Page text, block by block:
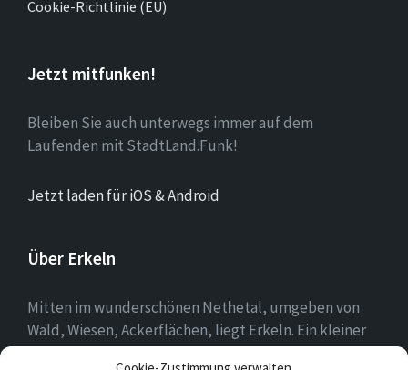
Cookie-Richtlinie (EU)
Jetzt mitfunken!
Bleiben Sie auch unterwegs immer auf dem
Laufenden mit StadtLand.Funk!
Jetzt laden für iOS & Android
Über Erkeln
Mitten im wunderschönen Nethetal, umgeben von
Wald, Wiesen, Ackerflächen, liegt Erkeln. Ein kleiner
Ort, in dem sich die Menschen mit ihrer Heimat